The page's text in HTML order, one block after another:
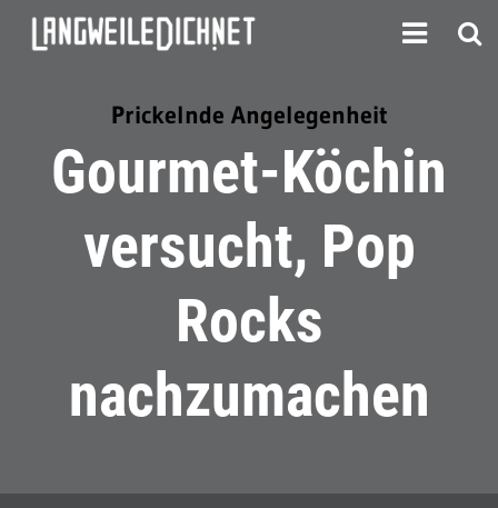
Prickelnde Angelegenheit
Gourmet-Köchin
versucht, Pop
Rocks
nachzumachen